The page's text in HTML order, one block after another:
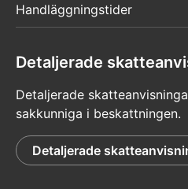
Handläggningstider
Detaljerade
Detaljerade
sakkunniga i beskattningen.
Detaljerade